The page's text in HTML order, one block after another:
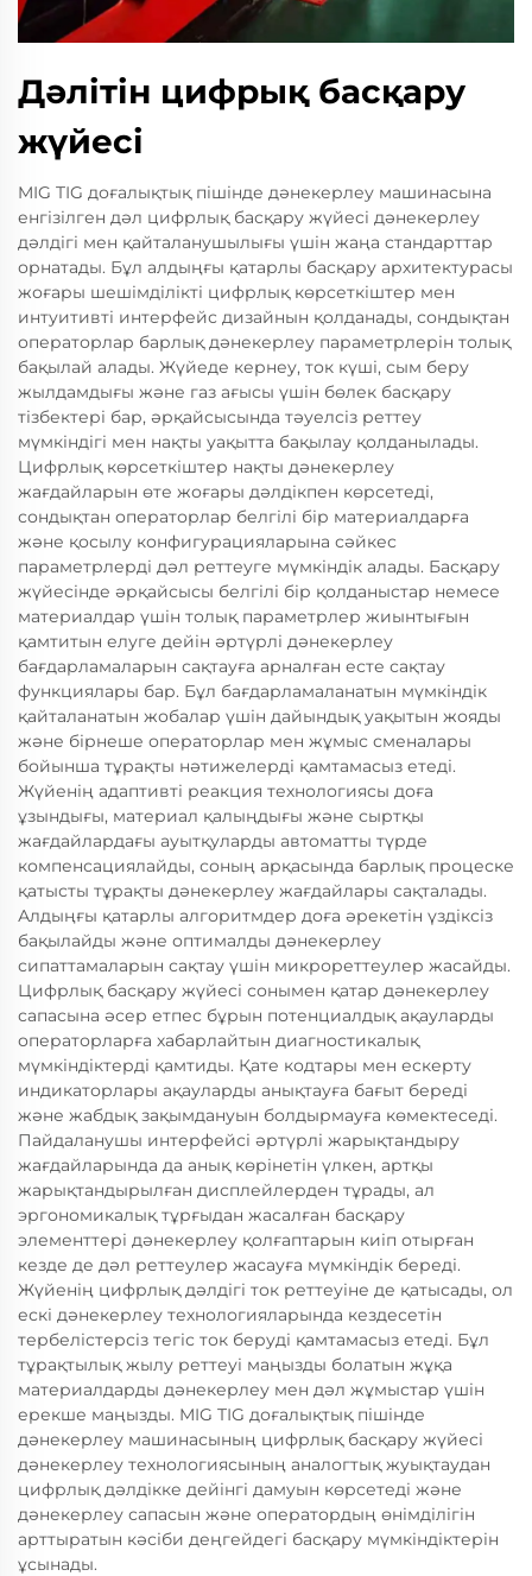
Дәлітін цифрық басқару
жүйесі
MIG TIG доғалықтық пішінде дәнекерлеу машинасына
енгізілген дәл цифрлық басқару жүйесі дәнекерлеу
дәлдігі мен қайталанушылығы үшін жаңа стандарттар
орнатады. Бұл алдыңғы қатарлы басқару архитектурасы
жоғары шешімділікті цифрлық көрсеткіштер мен
интуитивті интерфейс дизайнын қолданады, сондықтан
операторлар барлық дәнекерлеу параметрлерін толық
бақылай алады. Жүйеде кернеу, ток күші, сым беру
жылдамдығы және газ ағысы үшін бөлек басқару
тізбектері бар, әрқайсысында тәуелсіз реттеу
мүмкіндігі мен нақты уақытта бақылау қолданылады.
Цифрлық көрсеткіштер нақты дәнекерлеу
жағдайларын өте жоғары дәлдікпен көрсетеді,
сондықтан операторлар белгілі бір материалдарға
және қосылу конфигурацияларына сәйкес
параметрлерді дәл реттеуге мүмкіндік алады. Басқару
жүйесінде әрқайсысы белгілі бір қолданыстар немесе
материалдар үшін толық параметрлер жиынтығын
қамтитын елуге дейін әртүрлі дәнекерлеу
бағдарламаларын сақтауға арналған есте сақтау
функциялары бар. Бұл бағдарламаланатын мүмкіндік
қайталанатын жобалар үшін дайындық уақытын жояды
және бірнеше операторлар мен жұмыс сменалары
бойынша тұрақты нәтижелерді қамтамасыз етеді.
Жүйенің адаптивті реакция технологиясы доға
ұзындығы, материал қалыңдығы және сыртқы
жағдайлардағы ауытқуларды автоматты түрде
компенсациялайды, соның арқасында барлық процеске
қатысты тұрақты дәнекерлеу жағдайлары сақталады.
Алдыңғы қатарлы алгоритмдер доға әрекетін үздіксіз
бақылайды және оптималды дәнекерлеу
сипаттамаларын сақтау үшін микрореттеулер жасайды.
Цифрлық басқару жүйесі сонымен қатар дәнекерлеу
сапасына әсер етпес бұрын потенциалдық ақауларды
операторларға хабарлайтын диагностикалық
мүмкіндіктерді қамтиды. Қате кодтары мен ескерту
индикаторлары ақауларды анықтауға бағыт береді
және жабдық зақымдануын болдырмауға көмектеседі.
Пайдаланушы интерфейсі әртүрлі жарықтандыру
жағдайларында да анық көрінетін үлкен, артқы
жарықтандырылған дисплейлерден тұрады, ал
эргономикалық тұрғыдан жасалған басқару
элементтері дәнекерлеу қолғаптарын киіп отырған
кезде де дәл реттеулер жасауға мүмкіндік береді.
Жүйенің цифрлық дәлдігі ток реттеуіне де қатысады, ол
ескі дәнекерлеу технологияларында кездесетін
тербелістерсіз тегіс ток беруді қамтамасыз етеді. Бұл
тұрақтылық жылу реттеуі маңызды болатын жұқа
материалдарды дәнекерлеу мен дәл жұмыстар үшін
ерекше маңызды. MIG TIG доғалықтық пішінде
дәнекерлеу машинасының цифрлық басқару жүйесі
дәнекерлеу технологиясының аналогтық жуықтаудан
цифрлық дәлдікке дейінгі дамуын көрсетеді және
дәнекерлеу сапасын және оператордың өнімділігін
арттыратын кәсіби деңгейдегі басқару мүмкіндіктерін
ұсынады.